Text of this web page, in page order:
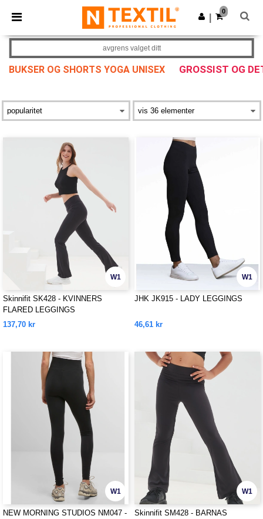
× Ntextil-app
Bedre priser i appen!
Last ned app
0
BUKSER OG SHORTS YOGA UNISEX GROSSIST OG
avgrens valget ditt
W1
Skinnifit SK428 - KVINNERS
FLARED LEGGINGS
137,70 kr
W1
JHK JK915 - LADY LEGGINGS
46,61 kr
W1
NEW MORNING STUDIOS NM047 -
W1
Skinnifit SM428 - BARNAS